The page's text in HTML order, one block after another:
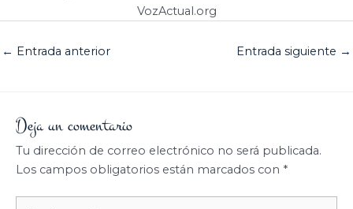
VozActual.org
← Entrada anterior Entrada siguiente →
Deja un comentario
Tu dirección de correo electrónico no será publicada.
Los campos obligatorios están marcados con *